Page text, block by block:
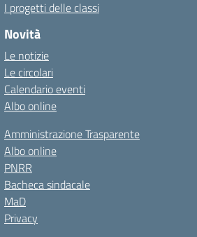
I progetti delle classi
Novità
Le notizie
Le circolari
Calendario eventi
Albo online
Amministrazione Trasparente
Albo online
PNRR
Bacheca sindacale
MaD
Privacy